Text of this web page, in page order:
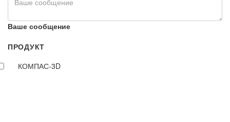
Ваше сообщение
ПРОДУКТ
КОМПАС-3D